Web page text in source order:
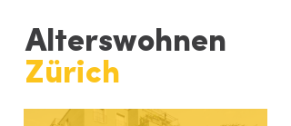
Alterswohnen
Zürich